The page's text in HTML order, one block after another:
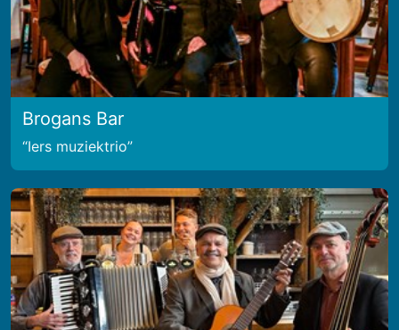
Brogans Bar
Iers muziektrio